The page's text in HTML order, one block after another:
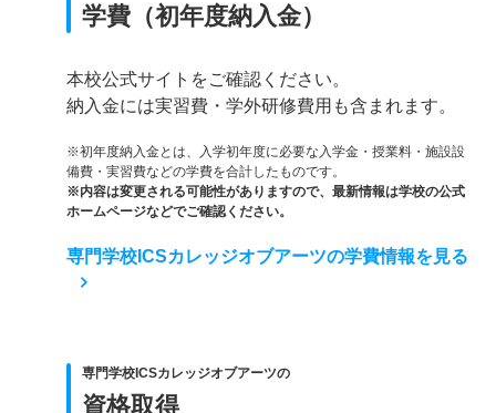
学費（初年度納入金）
本校公式サイトをご確認ください。
納入金には実習費・学外研修費用も含まれます。
※初年度納入金とは、入学初年度に必要な入学金・授業料・施設設
備費・実習費などの学費を合計したものです。
※内容は変更される可能性がありますので、最新情報は学校の公式
ホームページなどでご確認ください。
専門学校ICSカレッジオブアーツの学費情報を見る
専門学校ICSカレッジオブアーツの
資格取得